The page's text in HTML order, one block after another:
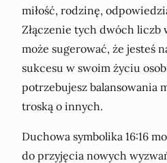
miłość, rodzinę,
Złączenie tych dwóch liczb
może sugerować, że jesteś
sukcesu w swoim życiu
potrzebujesz balansowania
troską o innych.
Duchowa symbolika 16:16
do przyjęcia nowych